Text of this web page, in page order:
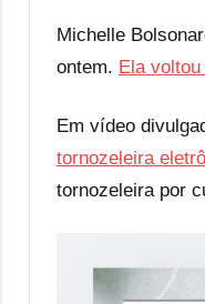
Michelle
ontem. Ela
Em vídeo
tornozeleira
tornozeleira por